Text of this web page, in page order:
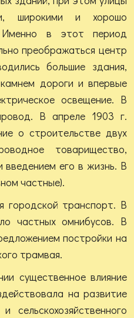
широкими и хорошо
Именно в этот период
преображаться центр
большие здания,
дороги и впервые
освещение. В
В апреле 1903 г.
о строительстве двух
товарищество,
его в жизнь. В
частные).
городской транспорт. В
частных омнибусов. В
постройки на
трамвая.
существенное влияние
на развитие